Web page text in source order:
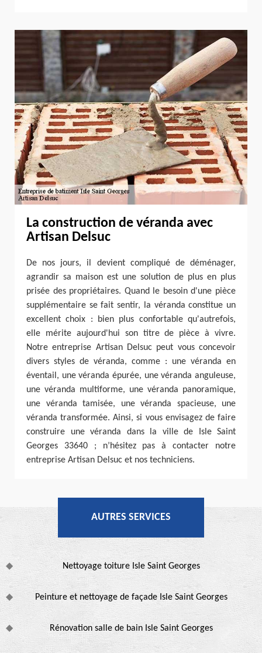
La construction de véranda avec
Artisan Delsuc
De nos jours, il devient compliqué de déménager,
agrandir sa maison est une solution de plus en plus
prisée des propriétaires. Quand le besoin d'une pièce
supplémentaire se fait sentir, la véranda constitue un
excellent choix : bien plus confortable qu'autrefois,
elle mérite aujourd'hui son titre de pièce à vivre.
Notre entreprise Artisan Delsuc peut vous concevoir
divers styles de véranda, comme : une véranda en
éventail, une véranda épurée, une véranda anguleuse,
une véranda multiforme, une véranda panoramique,
une véranda tamisée, une véranda spacieuse, une
véranda transformée. Ainsi, si vous envisagez de faire
construire une véranda dans la ville de Isle Saint
Georges 33640 ; n’hésitez pas à contacter notre
entreprise Artisan Delsuc et nos techniciens.
AUTRES SERVICES
Nettoyage toiture Isle Saint Georges
Peinture et nettoyage de façade Isle Saint Georges
Rénovation salle de bain Isle Saint Georges